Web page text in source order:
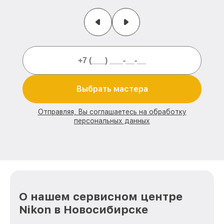
Выбрать мастера
Отправляя, Вы соглашаетесь на обработку
персональных данных
О нашем сервисном центре
Nikon в Новосибирске